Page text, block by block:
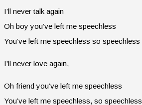
I’ll never talk again
Oh boy you’ve left me speechless
You’ve left me speechless so speechless
I’ll never love again,
Oh friend you’ve left me speechless
You’ve left me speechless, so speechless